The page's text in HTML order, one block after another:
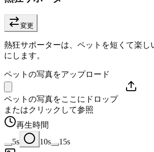
変更
熱狂サポーターは、ペットを短くて楽し
にします。
ペットの写真をアップロード
ペットの写真をここにドロップ
またはクリックして参照
再生時間
5s
10s
15s